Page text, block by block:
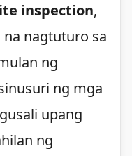
inspection,
nagtuturo sa
ng
ng mga
upang
ng